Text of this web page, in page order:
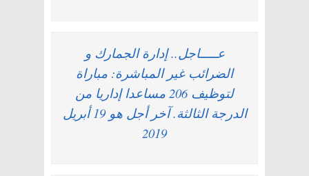
عـــــاجل.. إدارة الجمارك و
الضرائب غير المباشرة: مباراة
لتوظيف 206 مساعدا إداريا من
الدرجة الثالثة. آخر أجل هو 19 أبريل
2019